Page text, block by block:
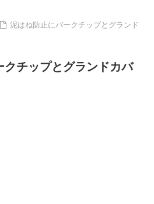
泥はね防止にバークチップとグランド
クチップとグランドカバ